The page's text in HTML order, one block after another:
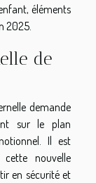
éléments
2025.
de
demande
sur le plan
Il est
nouvelle
en sécurité et